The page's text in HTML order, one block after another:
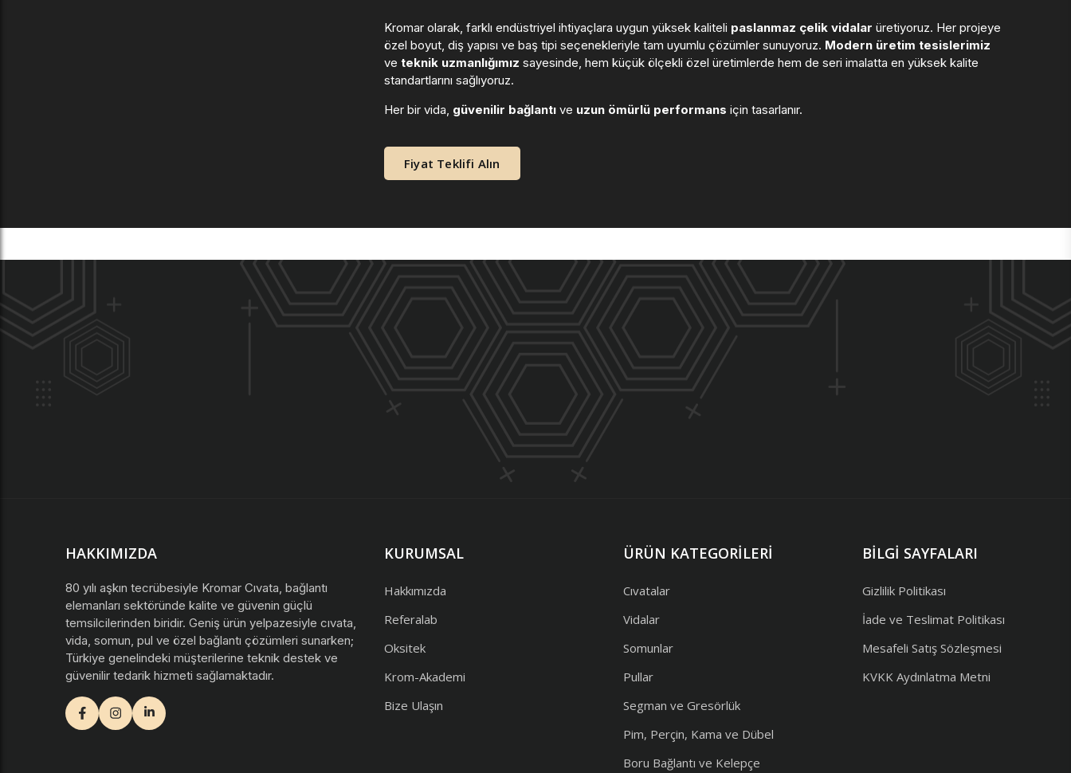
Kromar olarak, farklı endüstriyel ihtiyaçlara uygun yüksek kaliteli paslanmaz çelik vidalar üretiyoruz. Her projeye
özel boyut, diş yapısı ve baş tipi seçenekleriyle tam uyumlu çözümler sunuyoruz. Modern üretim tesislerimiz
ve teknik uzmanlığımız sayesinde, hem küçük ölçekli özel üretimlerde hem de seri imalatta en yüksek kalite
standartlarını sağlıyoruz.
Her bir vida, güvenilir bağlantı ve uzun ömürlü performans için tasarlanır.
Fiyat Teklifi Alın
HAKKIMIZDA
80 yılı aşkın tecrübesiyle Kromar Cıvata, bağlantı
elemanları sektöründe kalite ve güvenin güçlü
temsilcilerinden biridir. Geniş ürün yelpazesiyle cıvata,
vida, somun, pul ve özel bağlantı çözümleri sunarken;
Türkiye genelindeki müşterilerine teknik destek ve
güvenilir tedarik hizmeti sağlamaktadır.
facebookinstagramyoutube
KURUMSAL
Hakkımızda
Referalab
Oksitek
Krom-Akademi
Bize Ulaşın
ÜRÜN KATEGORILERI
Cıvatalar
Vidalar
Somunlar
Pullar
Segman ve Gresörlük
Pim, Perçin, Kama ve Dübel
Boru Bağlantı ve Kelepçe
BILGI SAYFALARI
Gizlilik Politikası
İade ve Teslimat Politikası
Mesafeli Satış Sözleşmesi
KVKK Aydınlatma Metni